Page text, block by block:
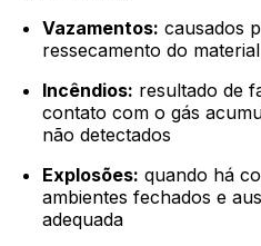
Vazamentos: causados
ressecamento do
Incêndios: resultado de
contato com o gás
não detectados
Explosões: quando há
ambientes fechados e
adequada